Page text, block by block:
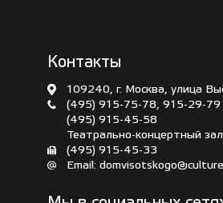
Контакты
109240, г. Москва, улица
(495) 915-75-78, 915-29-79
(495) 915-45-58
Театрально-концертный
(495) 915-45-33
Email: